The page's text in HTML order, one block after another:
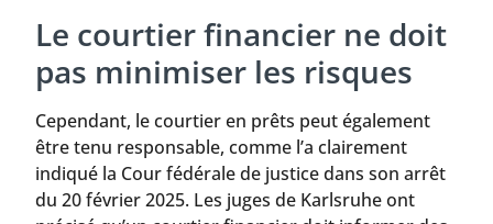
Le courtier financier ne doit
pas minimiser les risques
Cependant, le courtier en prêts peut également
être tenu responsable, comme l’a clairement
indiqué la Cour fédérale de justice dans son arrêt
du 20 février 2025. Les juges de Karlsruhe ont